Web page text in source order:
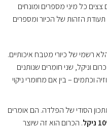
כל מיני מספרים ומונחים
הזהות של הכיור ומספרים
רשמי של כיורי מטבח איכותיים.
וניקל, שני חומרים שנותנים
וכתמים – בין אם מחומרי ניקוי
הסודי של הפלדה. הם אומרים
. הכרום הוא זה שיוצר